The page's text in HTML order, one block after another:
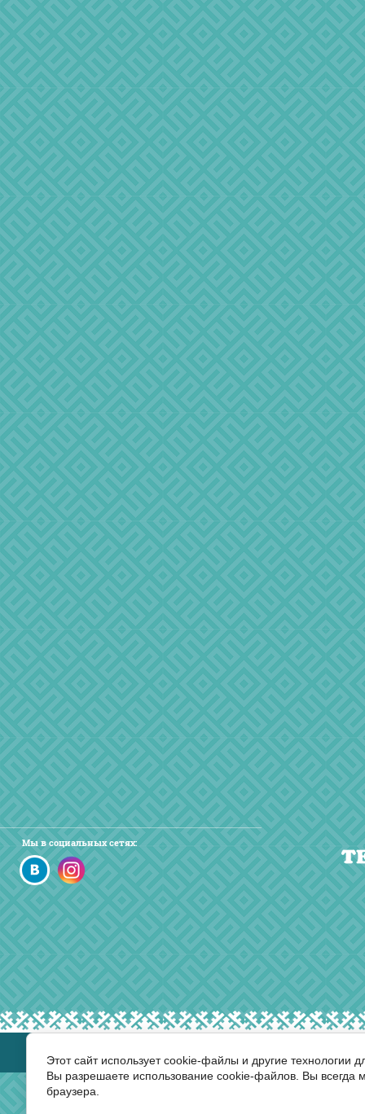
Мы в социальных сетях:
Этот сайт использует cookie-файлы и другие
Вы разрешаете использование cookie-файлов. Вы всегда
браузера.